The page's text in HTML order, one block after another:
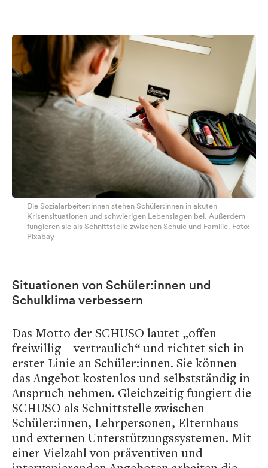
Die Sozialarbeiter:innen stehen Schüler:innen in akuten
Krisensituationen und schwierigen Lebenslagen bei. Außerdem
fungieren sie als Schnittstelle zwischen Schule und Familie. Foto:
Pixabay
Situationen von Schüler:innen und
Schulklima verbessern
Das Motto der SCHUSO lautet „offen –
freiwillig – vertraulich“ und richtet sich in
erster Linie an Schüler:innen. Sie können
das Angebot kostenlos und selbstständig in
Anspruch nehmen. Gleichzeitig fungiert die
SCHUSO als Schnittstelle zwischen
Schüler:innen, Lehrpersonen, Elternhaus
und externen Unterstützungssystemen. Mit
einer Vielzahl von präventiven und